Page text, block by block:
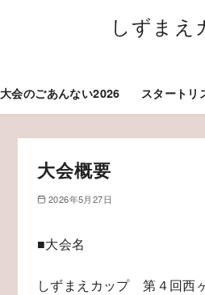
しずまえ
大会のごあんない2026 スタートリ
大会概要
2026年5月27日
■大会名
しずまえカップ 第４回西